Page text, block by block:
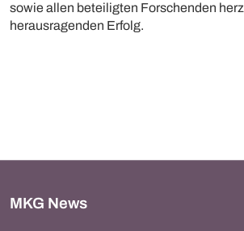
sowie allen beteiligten Forschenden
herausragenden Erfolg.
MKG News